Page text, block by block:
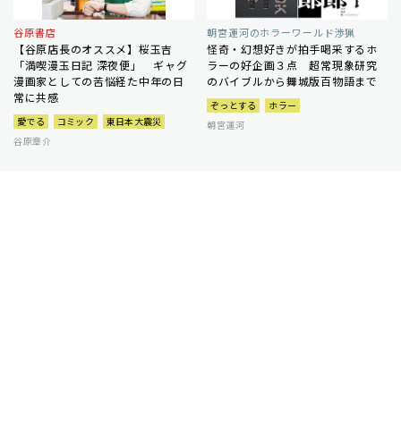
谷原書店
【谷原店長のオススメ】桜玉吉
「満喫漫玉日記 深夜便」 ギャグ
漫画家としての苦悩経た中年の日
常に共感
愛でる コミック
東日本大震災
谷原章介
朝宮運河のホラーワールド渉猟
怪奇・幻想好きが拍手喝采するホ
ラーの好企画３点 超常現象研究
のバイブルから舞城版百物語まで
ぞっとする
ホラー
朝宮運河